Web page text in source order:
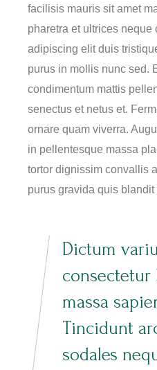
facilisis mauris sit amet
pharetra et ultrices neque
adipiscing elit duis
purus in mollis nunc sed.
condimentum mattis
senectus et netus et.
ornare quam viverra.
in pellentesque massa
tortor dignissim convallis
purus gravida quis blandit
Dictum
consectetur
massa
Tincidunt
sodales